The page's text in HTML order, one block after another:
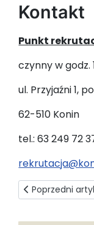
Kontakt
Punkt
czynny w godz.
ul. Przyjaźni 1,
62-510 Konin
tel.: 63 249 72
Poprzedni
Poprzedni